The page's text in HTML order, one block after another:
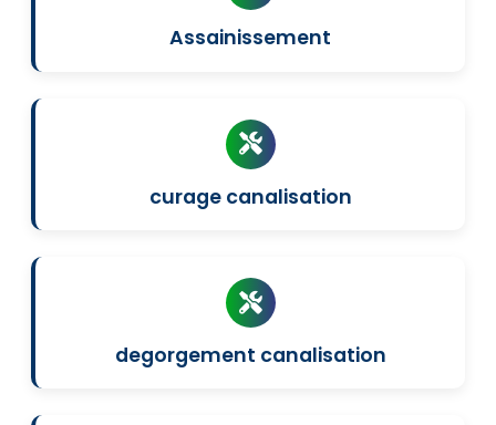
Assainissement
curage canalisation
degorgement canalisation